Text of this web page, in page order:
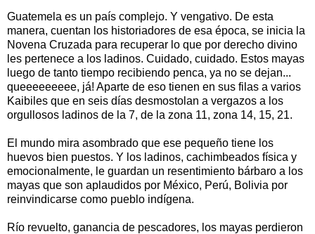
Guatemela es un país complejo. Y vengativo. De esta
manera, cuentan los historiadores de esa época, se inicia la
Novena Cruzada para recuperar lo que por derecho divino
les pertenece a los ladinos. Cuidado, cuidado. Estos mayas
luego de tanto tiempo recibiendo penca, ya no se dejan...
queeeeeeeee, já! Aparte de eso tienen en sus filas a varios
Kaibiles que en seis días desmostolan a vergazos a los
orgullosos ladinos de la 7, de la zona 11, zona 14, 15, 21.
El mundo mira asombrado que ese pequeño tiene los
huevos bien puestos. Y los ladinos, cachimbeados física y
emocionalmente, le guardan un resentimiento bárbaro a los
mayas que son aplaudidos por México, Perú, Bolivia por
reinvindicarse como pueblo indígena.
Río revuelto, ganancia de pescadores, los mayas perdieron